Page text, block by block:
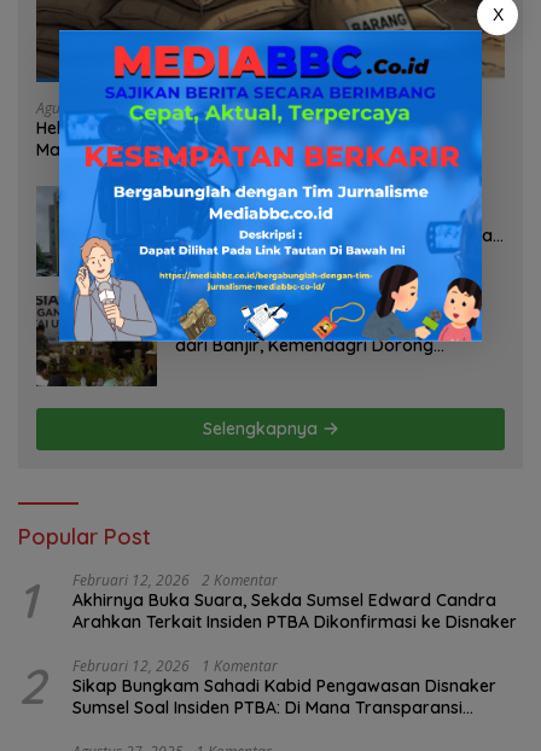
Agustus 7, 2026
Heboh Tumpukan Karung Diduga Pasir Timah di Pos AL
Manggar, Danlanal Babel: Masih Kami Dalami
Agustus 7, 2026
Pelayanan Kinerja Dan Transparansi
Sanksi P2TL PLN Dipertanyakan, Upaya
Konfirmasi GM PLN UID S2JB Terkesan
Tutup Mata
Agustus 7, 2026
Selamatkan Lahan Pertanian Brebes
dari Banjir, Kemendagri Dorong
Selengkapnya
Popular Post
1 Februari 12, 2026 2 Komentar
Akhirnya Buka Suara, Sekda Sumsel Edward Candra
Arahkan Terkait Insiden PTBA Dikonfirmasi ke Disnaker
2 Februari 12, 2026 1 Komentar
Sikap Bungkam Sahadi Kabid Pengawasan Disnaker
Sumsel Soal Insiden PTBA: Di Mana Transparansi
X